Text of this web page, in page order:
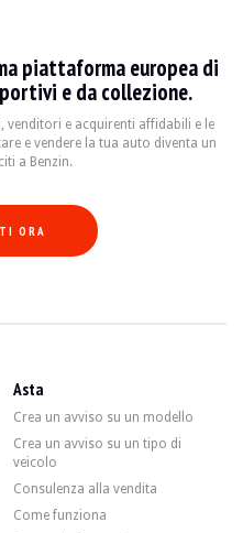
DEL VEICOLO
dal Belgio ha 58.500 km,
è in ottime condizioni. I
piattaforma europea di
e da collezione.
venditori e acquirenti affidabili e le
e vendere la tua auto diventa un
a Benzin.
ORA
Asta
Crea un avviso su un modello
Crea un avviso su un tipo di
veicolo
Consulenza alla vendita
Come funziona